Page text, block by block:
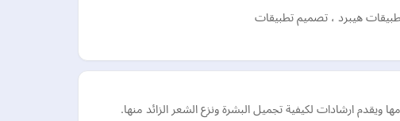
هيبرد ، تصميم تطبيقات
ارشادات لكيفية تجميل البشرة ونزع الشعر الزائد منها.